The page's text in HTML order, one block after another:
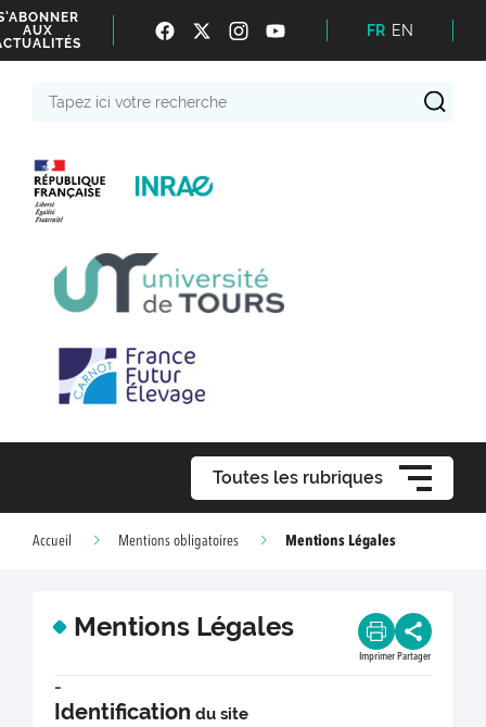
AUX
FR EN
Toutes les rubriques
Accueil Mentions obligatoires Mentions Légales
Mentions Légales
Imprimer Partager
-
Identification du site